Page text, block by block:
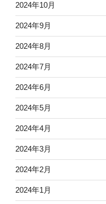
2024年10月
2024年9月
2024年8月
2024年7月
2024年6月
2024年5月
2024年4月
2024年3月
2024年2月
2024年1月